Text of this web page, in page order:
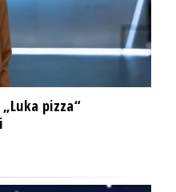
pizza“